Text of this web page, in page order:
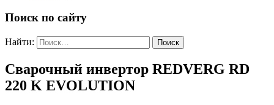
Поиск по сайту
Найти:
Сварочный инвертор REDVERG RD
220 K EVOLUTION